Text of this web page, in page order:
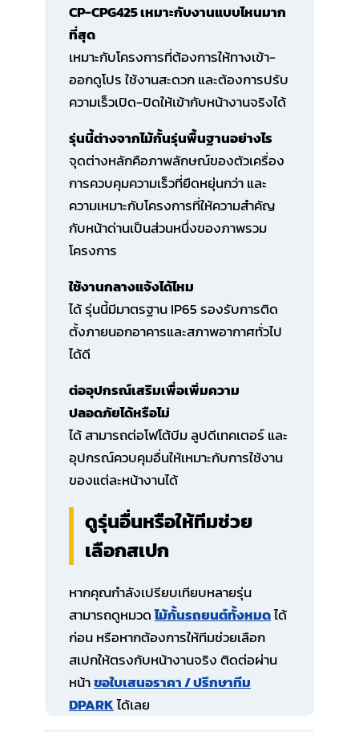
CP-CPG425 เหมาะกับงานแบบไหนมาก
ที่สุด
เหมาะกับโครงการที่ต้องการให้ทางเข้า-
ออกดูโปร ใช้งานสะดวก และต้องการปรับ
ความเร็วเปิด-ปิดให้เข้ากับหน้างานจริงได้
รุ่นนี้ต่างจากไม้กั้นรุ่นพื้นฐานอย่างไร
จุดต่างหลักคือภาพลักษณ์ของตัวเครื่อง
การควบคุมความเร็วที่ยืดหยุ่นกว่า และ
ความเหมาะกับโครงการที่ให้ความสำคัญ
กับหน้าด่านเป็นส่วนหนึ่งของภาพรวม
โครงการ
ใช้งานกลางแจ้งได้ไหม
ได้ รุ่นนี้มีมาตรฐาน IP65 รองรับการติด
ตั้งภายนอกอาคารและสภาพอากาศทั่วไป
ได้ดี
ต่ออุปกรณ์เสริมเพื่อเพิ่มความ
ปลอดภัยได้หรือไม่
ได้ สามารถต่อโฟโต้บีม ลูปดีเทคเตอร์ และ
อุปกรณ์ควบคุมอื่นให้เหมาะกับการใช้งาน
ของแต่ละหน้างานได้
ดูรุ่นอื่นหรือให้ทีมช่วย
เลือกสเปก
หากคุณกำลังเปรียบเทียบหลายรุ่น
สามารถดูหมวดไม้กั้นรถยนต์ทั้งหมดได้
ก่อน หรือหากต้องการให้ทีมช่วยเลือก
สเปกให้ตรงกับหน้างานจริง ติดต่อผ่าน
หน้าขอใบเสนอราคา / ปรึกษาทีม
DPARKได้เลย